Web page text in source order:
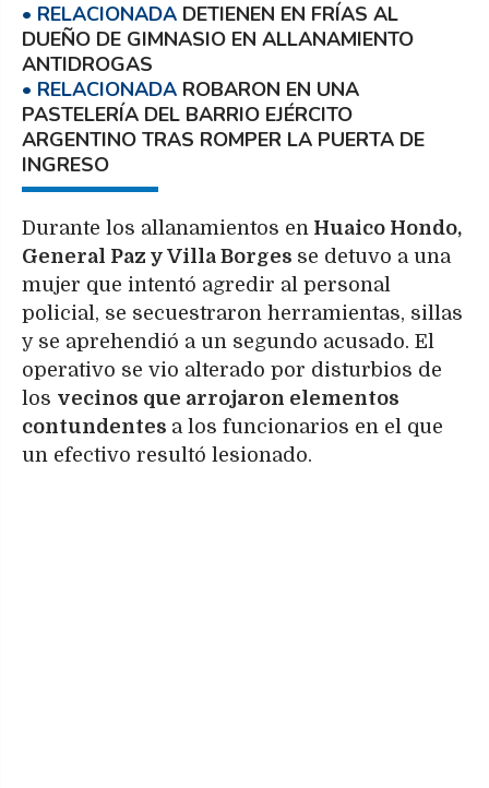
DETIENEN EN FRÍAS AL
DUEÑO DE GIMNASIO EN ALLANAMIENTO
ANTIDROGAS
ROBARON EN UNA
PASTELERÍA DEL BARRIO EJÉRCITO
ARGENTINO TRAS ROMPER LA PUERTA DE
INGRESO
Durante los allanamientos en Huaico Hondo,
General Paz y Villa Borges se detuvo a una
mujer que intentó agredir al personal
policial, se secuestraron herramientas, sillas
y se aprehendió a un segundo acusado. El
operativo se vio alterado por disturbios de
los vecinos que arrojaron elementos
contundentes a los funcionarios en el que
un efectivo resultó lesionado.